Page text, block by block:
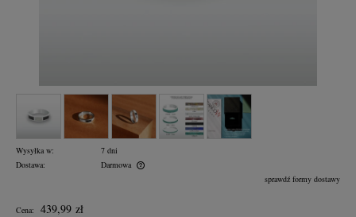
Wysyłka w:
7 dni
Dostawa:
Darmowa
sprawdź formy dostawy
Cena: 439,99 zł